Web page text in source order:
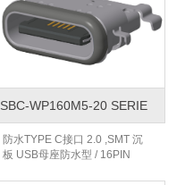
SBC-WP160M5-20 SERIE
防水TYPE C接口 2.0 ,SMT 沉
板 USB母座防水型 / 16PIN